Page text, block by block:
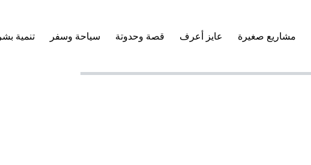
مشاريع صغيرة عايز أعرف قصة وحدوتة سياحة وسفر تنمية